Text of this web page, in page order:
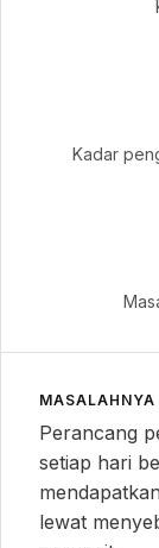
Kadar
MASALAHNYA
Perancang
setiap hari
lewat